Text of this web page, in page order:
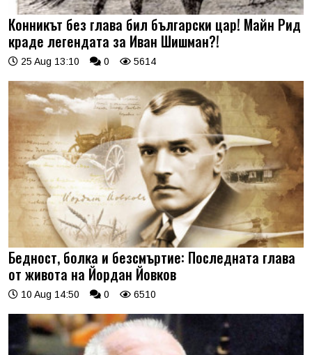
Конникът без глава бил български цар! Майн Рид
краде легендата за Иван Шишман?!
25 Aug 13:10 0 5614
Бедност, болка и безсмъртие: Последната глава
от живота на Йордан Йовков
10 Aug 14:50 0 6510